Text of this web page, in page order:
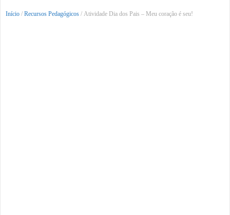
Início / Recursos Pedagógicos / Atividade Dia dos Pais – Meu coração é seu!